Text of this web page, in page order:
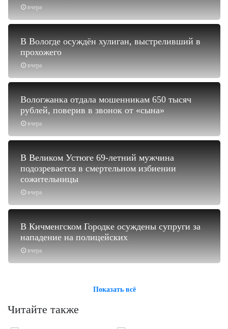
вчера
вчера
В Вологде осуждён хулиган, выстреливший в
прохожего
вчера
Вологжанка отдала мошенникам 650 тысяч
рублей, поверив в звонок от «сына»
вчера
В Великом Устюге 69-летний мужчина
подозревается в смертельном избиении
сожительницы
вчера
В Кичменгском Городке осуждены супруги за
нападение на полицейских
Показать всё
Читайте также